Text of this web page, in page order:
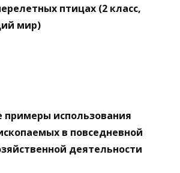
птицах (2 класс,
мир)
примеры использования
в повседневной
деятельности